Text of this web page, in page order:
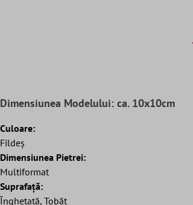
Dimensiunea Modelului: ca. 10x10cm
Culoare:
Fildeş
Dimensiunea Pietrei:
Multiformat
Suprafaţă:
Înghețată, Tobăt